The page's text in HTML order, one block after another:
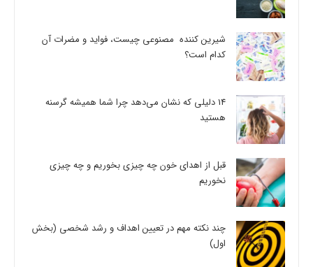
شیرین کننده مصنوعی چیست، فواید و مضرات آن
کدام است؟
14 دلیلی که نشان می‌دهد چرا شما همیشه گرسنه
هستید
قبل از اهدای خون چه چیزی بخوریم و چه چیزی
نخوریم
چند نکته مهم در تعیین اهداف و رشد شخصی (بخش
اول)